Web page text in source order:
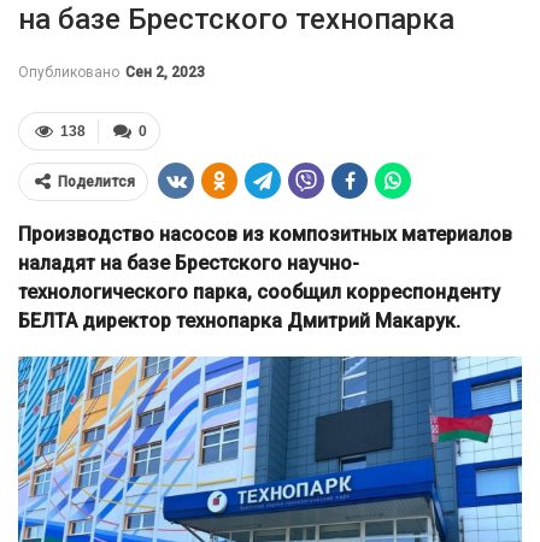
на базе Брестского технопарка
Опубликовано Сен 2, 2023
0
138
Поделится
Производство насосов из композитных материалов
наладят на базе Брестского научно-
технологического парка, сообщил корреспонденту
БЕЛТА директор технопарка Дмитрий Макарук.